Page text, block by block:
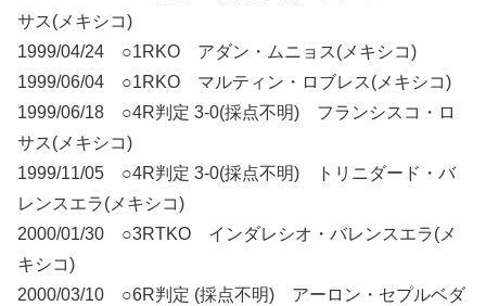
サス(メキシコ)
1999/04/24 ○1RKO アダン・ムニョス(メキシコ)
1999/06/04 ○1RKO マルティン・ロブレス(メキシコ)
1999/06/18 ○4R判定 3-0(採点不明) フランシスコ・ロ
サス(メキシコ)
1999/11/05 ○4R判定 3-0(採点不明) トリニダード・バ
レンスエラ(メキシコ)
2000/01/30 ○3RTKO インダレシオ・バレンスエラ(メ
キシコ)
2000/03/10 ○6R判定 (採点不明) アーロン・セプルベダ